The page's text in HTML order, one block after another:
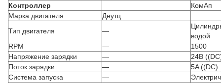
Контроллер
КомАп
Марка двигателя
Деутц
Тип двигателя
—
водой
RPM
—
1500
Напряжение зарядки
—
24В
Поток зарядки
—
5A ((DC)
Система запуска
—